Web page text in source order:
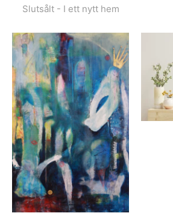
Slutsålt - I ett nytt hem